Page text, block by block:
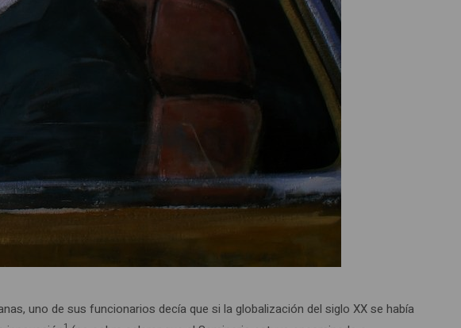
uno de sus funcionarios decía que si la globalización del siglo XX se había